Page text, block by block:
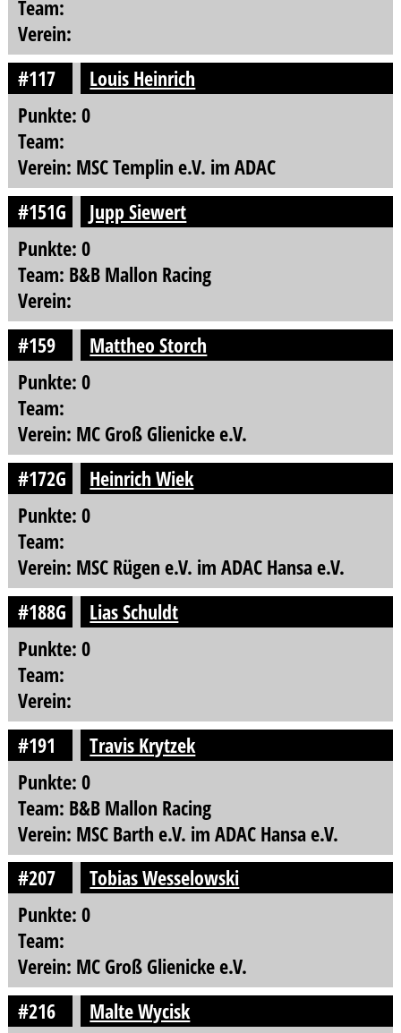
Team:
Verein:
#117
Louis Heinrich
Punkte: 0
Team:
Verein: MSC Templin e.V. im ADAC
#151G
Jupp Siewert
Punkte: 0
Team: B&B Mallon Racing
Verein:
#159
Mattheo Storch
Punkte: 0
Team:
Verein: MC Groß Glienicke e.V.
#172G
Heinrich Wiek
Punkte: 0
Team:
Verein: MSC Rügen e.V. im ADAC Hansa e.V.
#188G
Lias Schuldt
Punkte: 0
Team:
Verein:
#191
Travis Krytzek
Punkte: 0
Team: B&B Mallon Racing
Verein: MSC Barth e.V. im ADAC Hansa e.V.
#207
Tobias Wesselowski
Punkte: 0
Team:
Verein: MC Groß Glienicke e.V.
#216
Malte Wycisk